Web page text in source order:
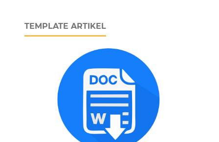
TEMPLATE ARTIKEL